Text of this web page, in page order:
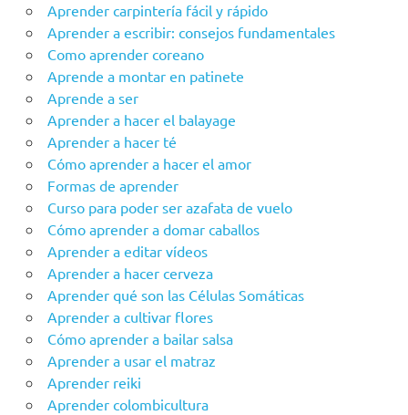
Aprender carpintería fácil y rápido
Aprender a escribir: consejos fundamentales
Como aprender coreano
Aprende a montar en patinete
Aprende a ser
Aprender a hacer el balayage
Aprender a hacer té
Cómo aprender a hacer el amor
Formas de aprender
Curso para poder ser azafata de vuelo
Cómo aprender a domar caballos
Aprender a editar vídeos
Aprender a hacer cerveza
Aprender qué son las Células Somáticas
Aprender a cultivar flores
Cómo aprender a bailar salsa
Aprender a usar el matraz
Aprender reiki
Aprender colombicultura